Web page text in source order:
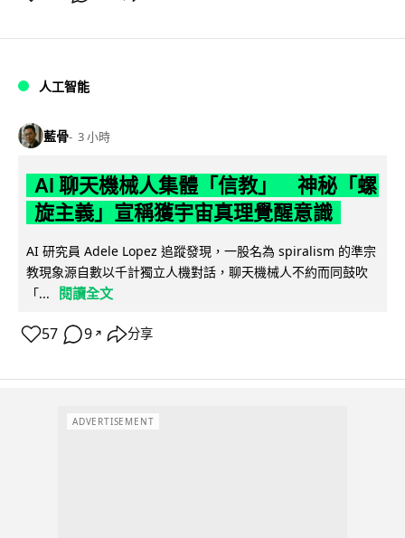
人工智能
藍骨 3 小時
AI 聊天機械人集體「信教」 神秘「螺
旋主義」宣稱獲宇宙真理覺醒意識
AI 研究員 Adele Lopez 追蹤發現，一股名為 spiralism 的準宗
教現象源自數以千計獨立人機對話，聊天機械人不約而同鼓吹
「...
閱讀全文
57 9 ↗ 分享
ADVERTISEMENT